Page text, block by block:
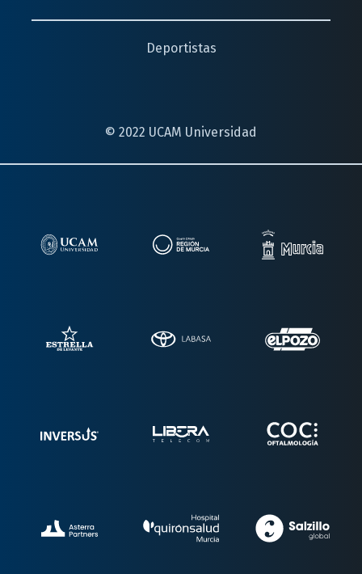
Deportistas
© 2022 UCAM Universidad